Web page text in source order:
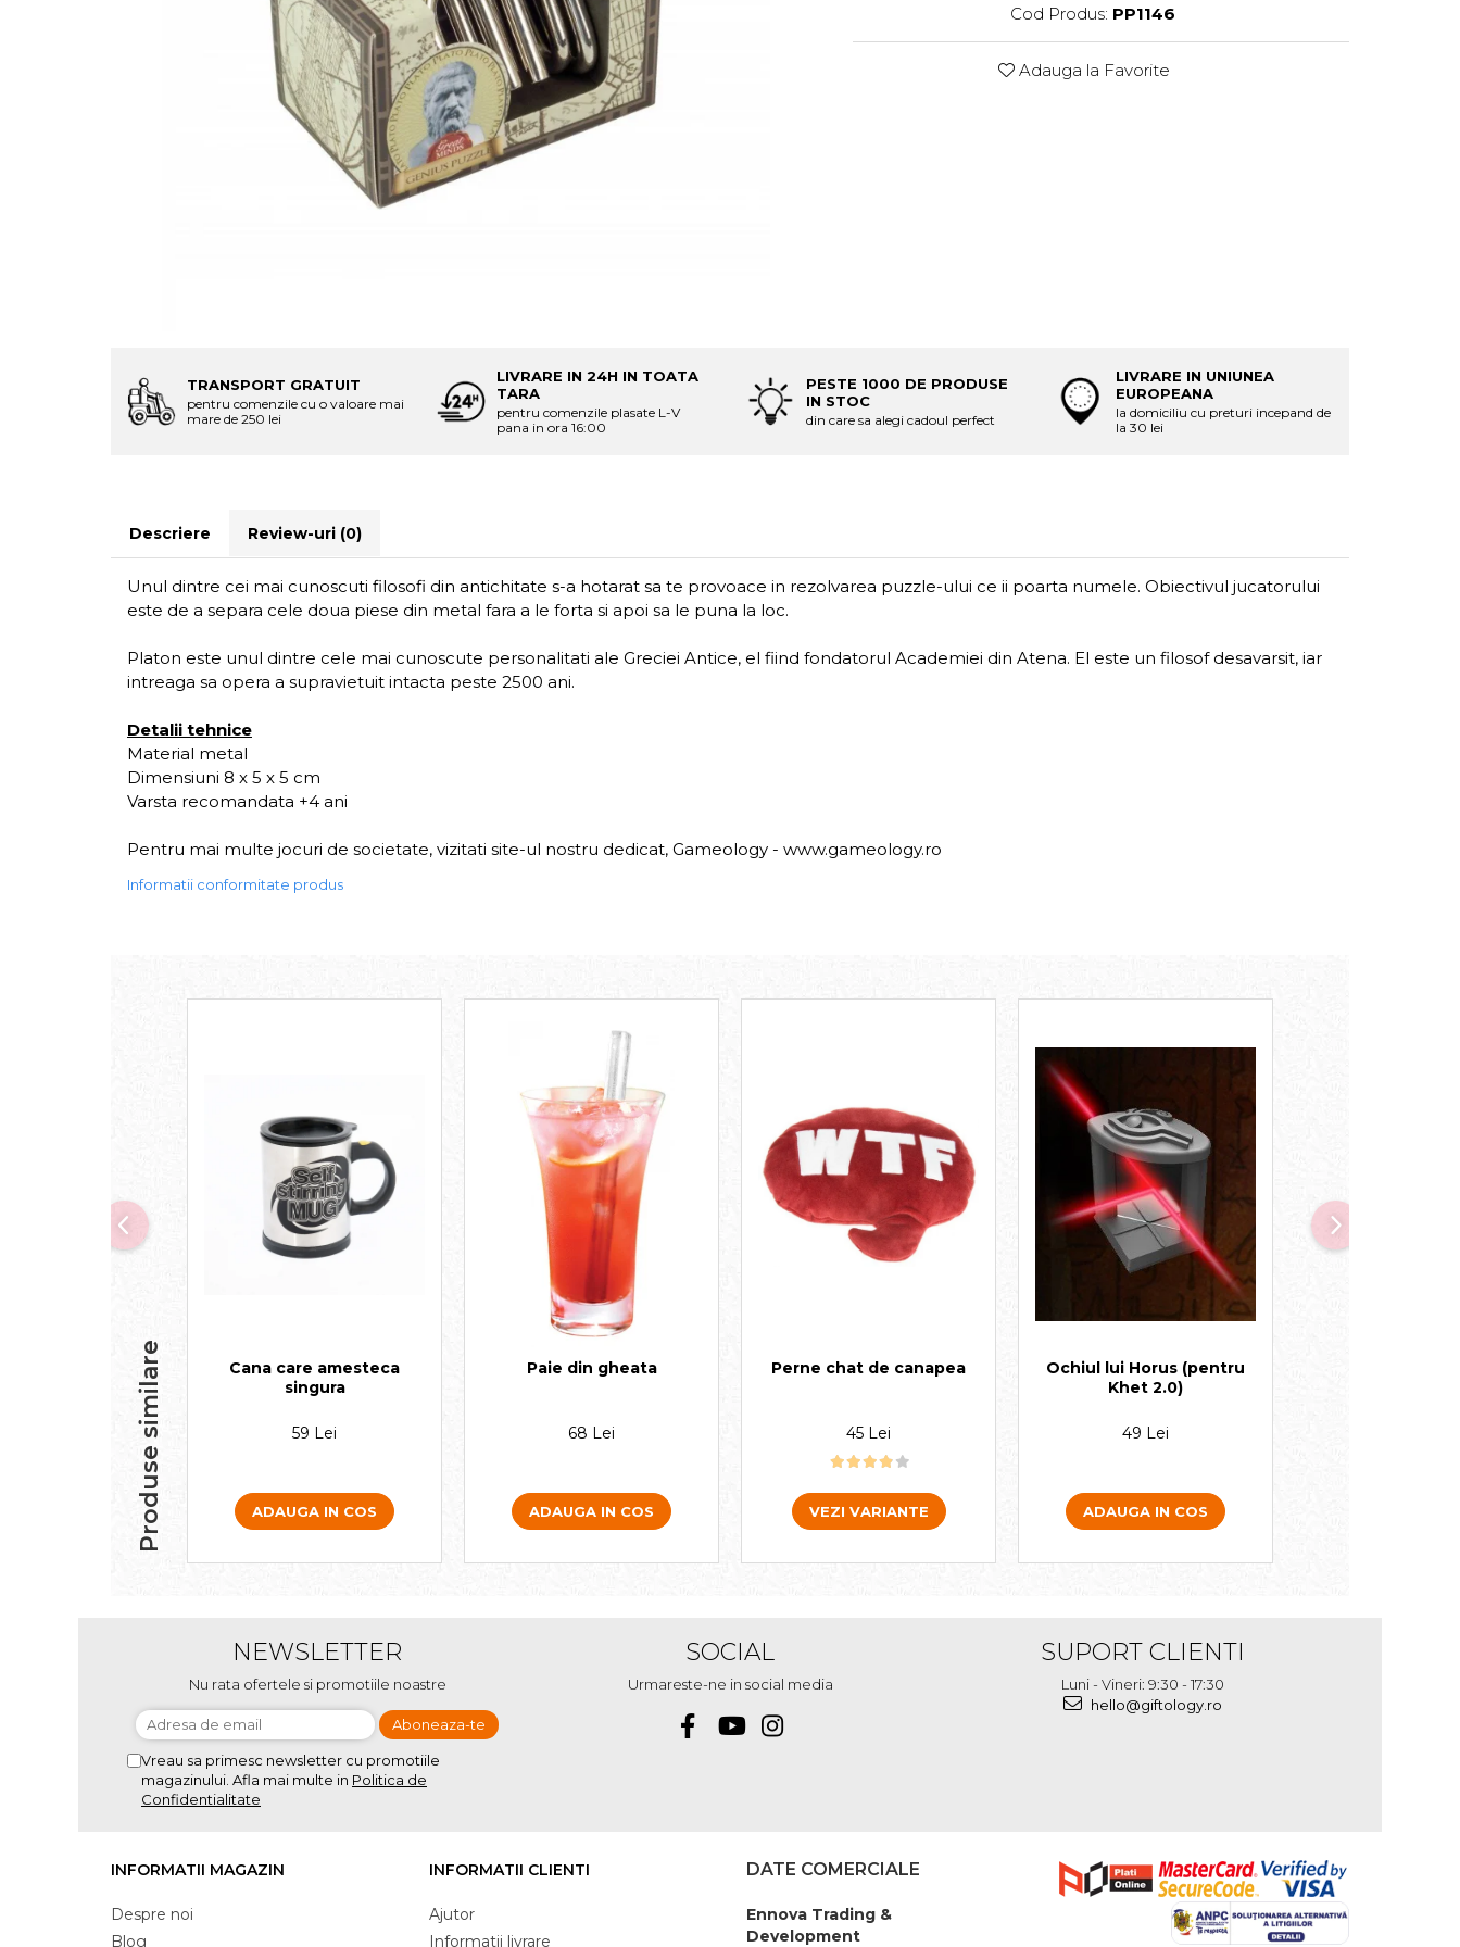
Cod Produs: PP1146
Adauga la Favorite
TRANSPORT GRATUIT
pentru comenzile cu o valoare mai
mare de 250 lei
LIVRARE IN 24H IN TOATA
TARA
pentru comenzile plasate L-V
pana in ora 16:00
PESTE 1000 DE PRODUSE
IN STOC
din care sa alegi cadoul perfect
LIVRARE IN UNIUNEA
EUROPEANA
la domiciliu cu preturi incepand de
la 30 lei
Descriere Review-uri (0)
Unul dintre cei mai cunoscuti filosofi din antichitate s-a hotarat sa te provoace in rezolvarea puzzle-ului ce ii poarta numele. Obiectivul jucatorului
este de a separa cele doua piese din metal fara a le forta si apoi sa le puna la loc.
Platon este unul dintre cele mai cunoscute personalitati ale Greciei Antice, el fiind fondatorul Academiei din Atena. El este un filosof desavarsit, iar
intreaga sa opera a supravietuit intacta peste 2500 ani.
Detalii tehnice
Material metal
Dimensiuni 8 x 5 x 5 cm
Varsta recomandata +4 ani
Pentru mai multe jocuri de societate, vizitati site-ul nostru dedicat, Gameology - www.gameology.ro
Informatii conformitate produs
Produse similare
Cana care amesteca
singura
59 Lei
ADAUGA IN COS
Paie din gheata
68 Lei
ADAUGA IN COS
Perne chat de canapea
45 Lei
VEZI VARIANTE
Ochiul lui Horus (pentru
Khet 2.0)
49 Lei
ADAUGA IN COS
NEWSLETTER
Nu rata ofertele si promotiile noastre
Vreau sa primesc newsletter cu promotiile
magazinului. Afla mai multe in Politica de
Confidentialitate
SOCIAL
Urmareste-ne in social media
SUPORT CLIENTI
Luni - Vineri: 9:30 - 17:30
hello@giftology.ro
INFORMATII MAGAZIN
Despre noi
Blog
INFORMATII CLIENTI
Ajutor
Informatii livrare
DATE COMERCIALE
Ennova Trading &
Development